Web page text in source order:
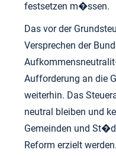
festsetzen m�ssen.
Das vor der
Versprechen der
Aufforderung an die
weiterhin. Das
neutral bleiben und
Gemeinden und
Reform erzielt werden.